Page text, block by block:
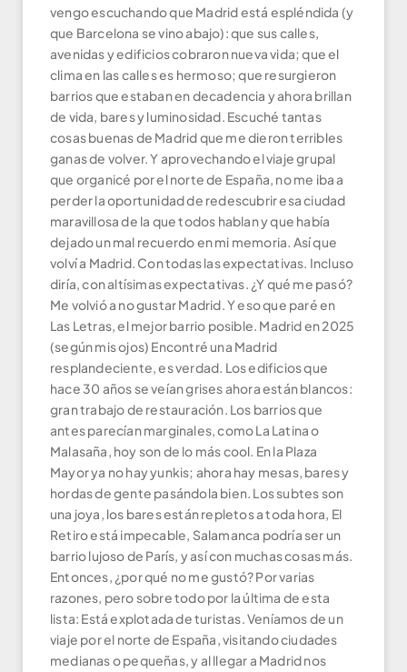
vengo escuchando que Madrid está espléndida (y
que Barcelona se vino abajo): que sus calles,
avenidas y edificios cobraron nueva vida; que el
clima en las calles es hermoso; que resurgieron
barrios que estaban en decadencia y ahora brillan
de vida, bares y luminosidad. Escuché tantas
cosas buenas de Madrid que me dieron terribles
ganas de volver. Y aprovechando el viaje grupal
que organicé por el norte de España, no me iba a
perder la oportunidad de redescubrir esa ciudad
maravillosa de la que todos hablan y que había
dejado un mal recuerdo en mi memoria. Así que
volví a Madrid. Con todas las expectativas. Incluso
diría, con altísimas expectativas. ¿Y qué me pasó?
Me volvió a no gustar Madrid. Y eso que paré en
Las Letras, el mejor barrio posible. Madrid en 2025
(según mis ojos) Encontré una Madrid
resplandeciente, es verdad. Los edificios que
hace 30 años se veían grises ahora están blancos:
gran trabajo de restauración. Los barrios que
antes parecían marginales, como La Latina o
Malasaña, hoy son de lo más cool. En la Plaza
Mayor ya no hay yunkis; ahora hay mesas, bares y
hordas de gente pasándola bien. Los subtes son
una joya, los bares están repletos a toda hora, El
Retiro está impecable, Salamanca podría ser un
barrio lujoso de París, y así con muchas cosas más.
Entonces, ¿por qué no me gustó? Por varias
razones, pero sobre todo por la última de esta
lista: Está explotada de turistas. Veníamos de un
viaje por el norte de España, visitando ciudades
medianas o pequeñas, y al llegar a Madrid nos